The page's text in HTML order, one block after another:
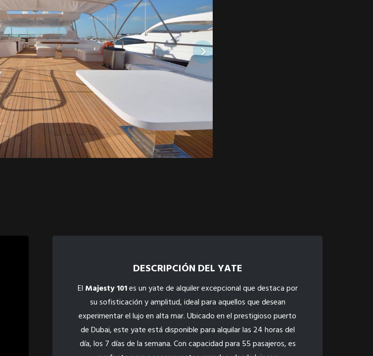
DESCRIPCIÓN DEL YATE
El Majesty 101es un yate de alquiler excepcional que destaca por
su sofisticación y amplitud, ideal para aquellos que desean
experimentar el lujo en alta mar. Ubicado en el prestigioso puerto
de Dubai, este yate está disponible para alquilar las 24 horas del
día, los 7 días de la semana. Con capacidad para 55 pasajeros, es